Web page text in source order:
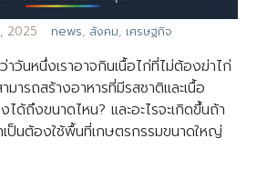
2025 news, สังคม, เศรษฐกิจ
วันหนึ่งเราอาจกินเนื้อไก่ที่ไม่ต้องฆ่าไก่
ารถสร้างอาหารที่มีรสชาติและเนื้อ
ด้ถึงขนาดไหน? และอะไรจะเกิดขึ้นถ้า
เป็นต้องใช้พื้นที่เกษตรกรรมขนาดใหญ่